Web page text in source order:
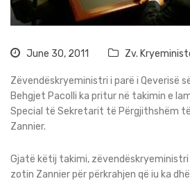
June 30, 2011 Zv.
Zëvendëskryeministri i parë i Qeverisë
Behgjet Pacolli ka pritur në takimin e
Special të Sekretarit të Përgjithshëm
Zannier.
Gjatë këtij takimi,
zotin Zannier për përkrahjen që iu ka